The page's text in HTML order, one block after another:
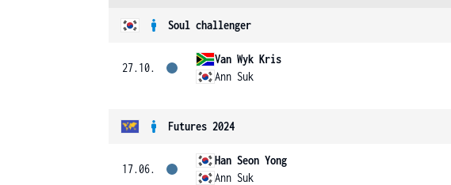
Soul challenger
27.10.
Van Wyk Kris
Ann Suk
Futures 2024
17.06.
Han Seon Yong
Ann Suk